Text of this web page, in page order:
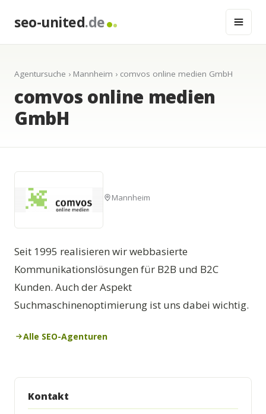
seo-united.de
Agentursuche › Mannheim › comvos online medien GmbH
comvos online medien
GmbH
Mannheim
Seit 1995 realisieren wir webbasierte
Kommunikationslösungen für B2B und B2C
Kunden. Auch der Aspekt
Suchmaschinenoptimierung ist uns dabei wichtig.
Alle SEO-Agenturen
Kontakt